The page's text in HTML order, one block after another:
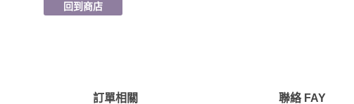
回到商店
訂單相關 聯絡 FAY